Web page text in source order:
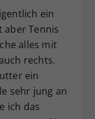
ein
aber Tennis
alles mit
rechts.
ein
sehr jung an
ich das